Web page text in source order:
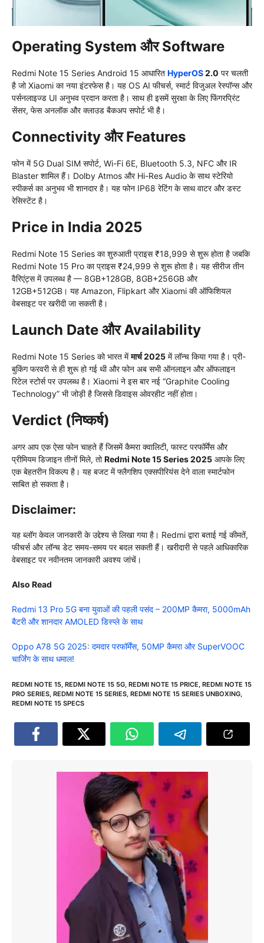
Operating System और Software
Redmi Note 15 Series Android 15 आधारित HyperOS2.0 पर चलती
है जो Xiaomi का नया इंटरफेस है। यह OS AI फीचर्स, स्मार्ट विजुअल रेस्पॉन्स और
पर्सनलाइज्ड UI अनुभव प्रदान करता है। साथ ही इसमें सुरक्षा के लिए फिंगरप्रिंट
सेंसर, फेस अनलॉक और क्लाउड बैकअप सपोर्ट भी है।
Connectivity और Features
फोन में 5G Dual SIM सपोर्ट, Wi-Fi 6E, Bluetooth 5.3, NFC और IR
Blaster शामिल हैं। Dolby Atmos और Hi-Res Audio के साथ स्टेरियो
स्पीकर्स का अनुभव भी शानदार है। यह फोन IP68 रेटिंग के साथ वाटर और डस्ट
रेसिस्टेंट है।
Price in India 2025
Redmi Note 15 Series का शुरुआती प्राइस ₹18,999 से शुरू होता है जबकि
Redmi Note 15 Pro का प्राइस ₹24,999 से शुरू होता है। यह सीरीज तीन
वैरिएंट्स में उपलब्ध है — 8GB+128GB, 8GB+256GB और
12GB+512GB। यह Amazon, Flipkart और Xiaomi की ऑफिशियल
वेबसाइट पर खरीदी जा सकती है।
Launch Date और Availability
Redmi Note 15 Series को भारत मेंमार्च 2025 में लॉन्च किया गया है। प्री-
बुकिंग फरवरी से ही शुरू हो गई थी और फोन अब सभी ऑनलाइन और ऑफलाइन
रिटेल स्टोर्स पर उपलब्ध है। Xiaomi ने इस बार नई “Graphite Cooling
Technology” भी जोड़ी है जिससे डिवाइस ओवरहीट नहीं होता।
Verdict (निष्कर्ष)
अगर आप एक ऐसा फोन चाहते हैं जिसमें कैमरा क्वालिटी, फास्ट परफॉर्मेंस और
प्रीमियम डिजाइन तीनों मिले, तो Redmi Note 15 Series 2025 आपके लिए
एक बेहतरीन विकल्प है। यह बजट में फ्लैगशिप एक्सपीरियंस देने वाला स्मार्टफोन
साबित हो सकता है।
Disclaimer:
यह ब्लॉग केवल जानकारी के उद्देश्य से लिखा गया है। Redmi द्वारा बताई गई कीमतें,
फीचर्स और लॉन्च डेट समय-समय पर बदल सकती हैं। खरीदारी से पहले आधिकारिक
वेबसाइट पर नवीनतम जानकारी अवश्य जांचें।
Also Read
Redmi 13 Pro 5G बना युवाओं की पहली पसंद – 200MP कैमरा, 5000mAh
बैटरी और शानदार AMOLED डिस्प्ले के साथ
Oppo A78 5G 2025: दमदार परफॉर्मेंस, 50MP कैमरा और SuperVOOC
चार्जिंग के साथ धमाल!
REDMI NOTE 15, REDMI NOTE 15 5G, REDMI NOTE 15 PRICE, REDMI NOTE 15
PRO SERIES, REDMI NOTE 15 SERIES, REDMI NOTE 15 SERIES UNBOXING,
REDMI NOTE 15 SPECS